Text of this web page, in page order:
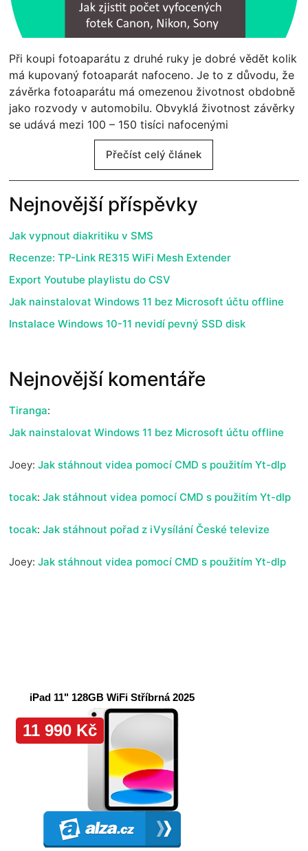
Při koupi fotoaparátu z druhé ruky je dobré vědět kolik
má kupovaný fotoaparát nafoceno. Je to z důvodu, že
závěrka fotoaparátu má omezenou životnost obdobně
jako rozvody v automobilu. Obvyklá životnost závěrky
se udává mezi 100 – 150 tisíci nafocenými
Přečíst celý článek
Nejnovější příspěvky
Jak vypnout diakritiku v SMS
Recenze: TP-Link RE315 WiFi Mesh Extender
Export Youtube playlistu do CSV
Jak nainstalovat Windows 11 bez Microsoft účtu offline
Instalace Windows 10-11 nevidí pevný SSD disk
Nejnovější komentáře
Tiranga:
Jak nainstalovat Windows 11 bez Microsoft účtu offline
Joey:Jak stáhnout videa pomocí CMD s použitím Yt-dlp
tocak:Jak stáhnout videa pomocí CMD s použitím Yt-dlp
tocak:Jak stáhnout pořad z iVysílání České televize
Joey:Jak stáhnout videa pomocí CMD s použitím Yt-dlp